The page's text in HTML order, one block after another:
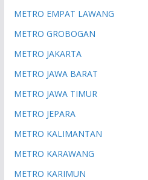
METRO EMPAT LAWANG
METRO GROBOGAN
METRO JAKARTA
METRO JAWA BARAT
METRO JAWA TIMUR
METRO JEPARA
METRO KALIMANTAN
METRO KARAWANG
METRO KARIMUN